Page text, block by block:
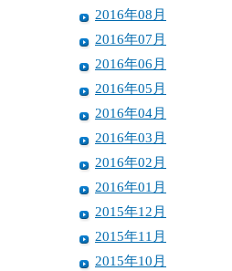
2016年08月
2016年07月
2016年06月
2016年05月
2016年04月
2016年03月
2016年02月
2016年01月
2015年12月
2015年11月
2015年10月